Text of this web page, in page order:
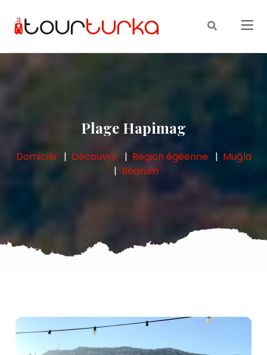
Plage Hapimag
Domicile Découvrir Région égéenne
Muğla
Bodrum